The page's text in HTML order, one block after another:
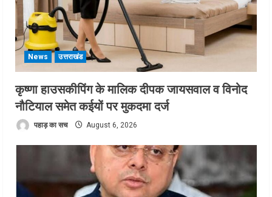
News उत्तराखंड
कृष्णा हाउसकीपिंग के मालिक दीपक जायसवाल व विनोद
नौटियाल समेत कईयों पर मुकदमा दर्ज
पहाड़ का सच August 6, 2026